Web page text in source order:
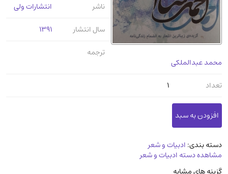
الکترونیک(11)
دایره المعارف و فرهنگ(13)
معماری، عمران و شهرسازی
سینما و فیلم
طراحی هنر و نقاشی و مجسمه سازی
زندگینامه شهدا
کتاب چاپ سنگی و کتاب خطی قدیمی
ناشر
انتشارات ولی
سال انتشار
1391
ترجمه
محمد عبدالملکی
تعداد
1
دسته بندی: ادبیات و شعر
مشاهده دسته ادبیات و شعر
گزینه های مشابه